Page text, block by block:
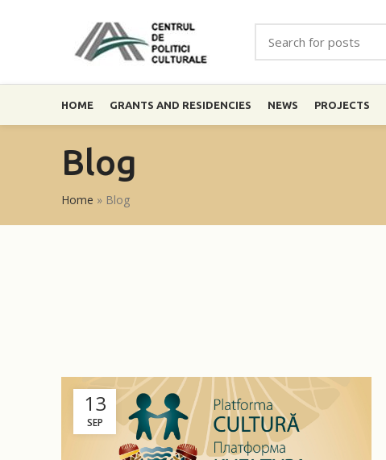
HOME GRANTS AND RESIDENCIES NEWS PROJECTS
Blog
Home » Blog
13
SEP